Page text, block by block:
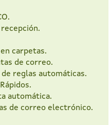
carpetas.
de correo.
reglas automáticas.
automática.
de correo electrónico.